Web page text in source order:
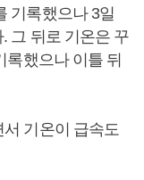
기록했으나 3일
그 뒤로 기온은 꾸
록했으나 이틀 뒤
기온이 급속도